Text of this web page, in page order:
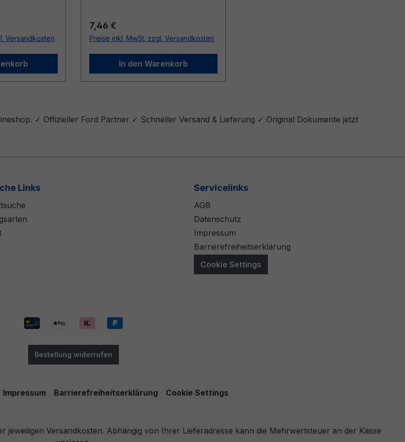
Versandkosten
Regulärer Preis:
7,46 €
Preise inkl. MwSt. zzgl. Versandkosten
In den Warenkorb
✓ Offizieller Ford Partner ✓ Schneller Versand & Lieferung ✓ Original Dokumente jetzt
Links Servicelinks
AGB
Datenschutz
Impressum
Barrierefreiheitserklärung
Cookie Settings
Bestellung widerrufen
Impressum Barrierefreiheitserklärung Cookie Settings
jeweiligen Versandkosten. Abhängig von Ihrer Lieferadresse kann die Mehrwertsteuer an der Kasse